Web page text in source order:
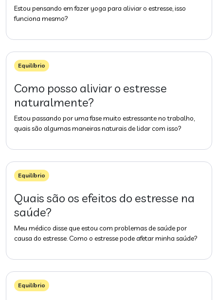
Estou pensando em fazer yoga para aliviar o estresse, isso
funciona mesmo?
Equilíbrio
Como posso aliviar o estresse
naturalmente?
Estou passando por uma fase muito estressante no trabalho,
quais são algumas maneiras naturais de lidar com isso?
Equilíbrio
Quais são os efeitos do estresse na
saúde?
Meu médico disse que estou com problemas de saúde por
causa do estresse. Como o estresse pode afetar minha saúde?
Equilíbrio